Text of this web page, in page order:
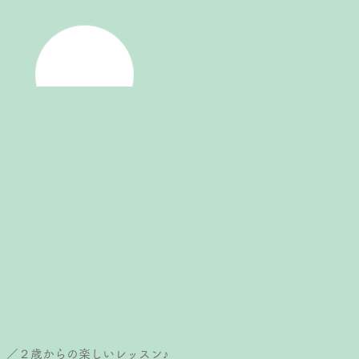
／２歳からの楽しいレッスン♪